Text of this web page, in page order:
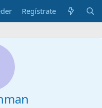
Regístrate